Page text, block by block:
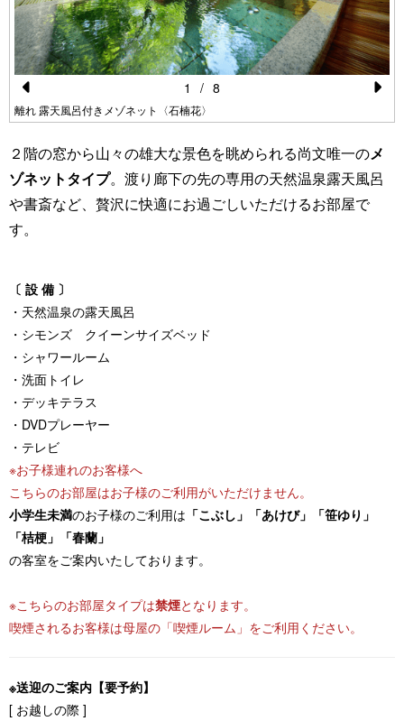
Pr
vi
o
u
s
離れ 露天風呂付きメゾネット〈石楠花〉
xt
1 / 8
２階の窓から山々の雄大な景色を眺められる尚文唯一のメ
ゾネットタイプ。渡り廊下の先の専用の天然温泉露天風呂
や書斎など、贅沢に快適にお過ごしいただけるお部屋で
す。
〔 設 備 〕
・天然温泉の露天風呂
・シモンズ クイーンサイズベッド
・シャワールーム
・洗面トイレ
・デッキテラス
・DVDプレーヤー
・テレビ
※お子様連れのお客様へ
こちらのお部屋はお子様のご利用がいただけません。
小学生未満のお子様のご利用は 「こぶし」「あけび」「笹ゆり」
「桔梗」「春蘭」
の客室をご案内いたしております。
※こちらのお部屋タイプは禁煙となります。
喫煙されるお客様は母屋の「喫煙ルーム」をご利用ください。
※送迎のご案内【要予約】
[ お越しの際 ]